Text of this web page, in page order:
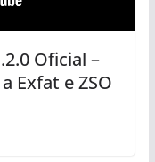
Oficial –
Exfat e ZSO